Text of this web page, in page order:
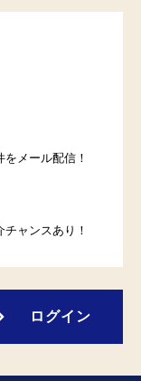
メール配信！
ャンスあり！
ログイン